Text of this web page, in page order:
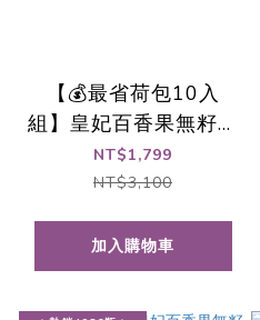
【💰最省荷包10入
組】皇妃百香果無籽濃
縮汁(680ml)
NT$1,799
NT$3,100
加入購物車